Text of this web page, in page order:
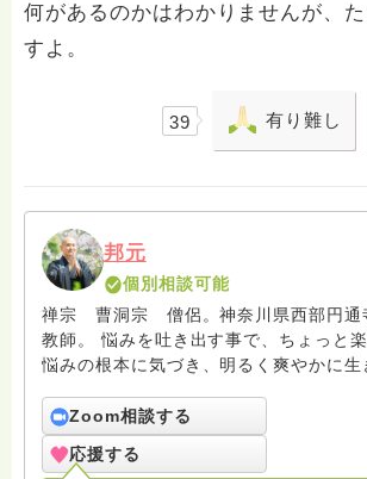
何があるのかはわかりませんが、
すよ。
39 有り難し
邦元
個別相談可能
禅宗 曹洞宗 僧侶。神奈川県西部円通
教師。 悩みを吐き出す事で、ちょっと楽
悩みの根本に気づき、明るく爽やかに生
す。皆様に少しでもお伝え出来たらと思い
自分の都合を立てて物事に向き合うとこ
私の回答も期待していたものと違うこと
Zoom相談する
応援する